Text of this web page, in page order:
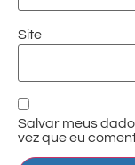
Site
Salvar meus
vez que eu